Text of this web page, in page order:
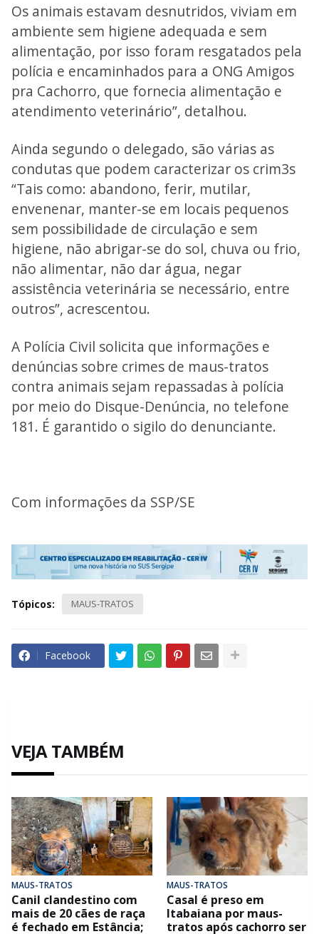
Os animais estavam desnutridos, viviam em
ambiente sem higiene adequada e sem
alimentação, por isso foram resgatados pela
polícia e encaminhados para a ONG Amigos
pra Cachorro, que fornecia alimentação e
atendimento veterinário”, detalhou.
Ainda segundo o delegado, são várias as
condutas que podem caracterizar os crim3s
“Tais como: abandono, ferir, mutilar,
envenenar, manter-se em locais pequenos
sem possibilidade de circulação e sem
higiene, não abrigar-se do sol, chuva ou frio,
não alimentar, não dar água, negar
assistência veterinária se necessário, entre
outros”, acrescentou.
A Polícia Civil solicita que informações e
denúncias sobre crimes de maus-tratos
contra animais sejam repassadas à polícia
por meio do Disque-Denúncia, no telefone
181. É garantido o sigilo do denunciante.
Com informações da SSP/SE
Tópicos: MAUS-TRATOS
Facebook
VEJA TAMBÉM
MAUS-TRATOS
Canil clandestino com
mais de 20 cães de raça
é fechado em Estância;
MAUS-TRATOS
Casal é preso em
Itabaiana por maus-
tratos após cachorro ser